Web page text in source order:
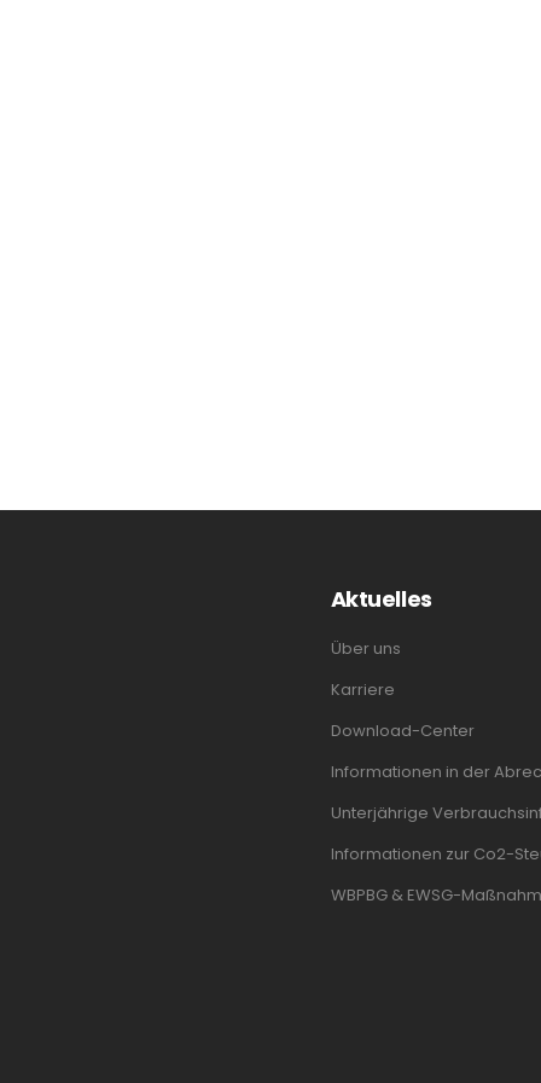
Aktuelles
Über uns
Karriere
Download-Center
Informationen in der
Unterjährige
Informationen zur Co2-
WBPBG & EWSG-